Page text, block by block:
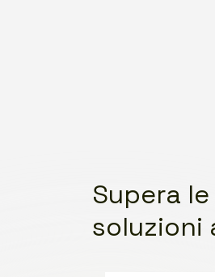
Supera
soluzioni